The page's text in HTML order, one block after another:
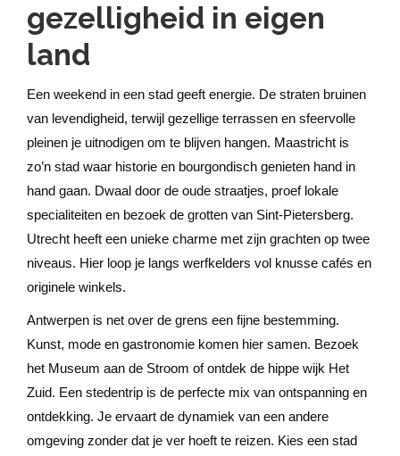
gezelligheid in eigen
land
Een weekend in een stad geeft energie. De straten bruinen
van levendigheid, terwijl gezellige terrassen en sfeervolle
pleinen je uitnodigen om te blijven hangen. Maastricht is
zo’n stad waar historie en bourgondisch genieten hand in
hand gaan. Dwaal door de oude straatjes, proef lokale
specialiteiten en bezoek de grotten van Sint-Pietersberg.
Utrecht heeft een unieke charme met zijn grachten op twee
niveaus. Hier loop je langs werfkelders vol knusse cafés en
originele winkels.
Antwerpen is net over de grens een fijne bestemming.
Kunst, mode en gastronomie komen hier samen. Bezoek
het Museum aan de Stroom of ontdek de hippe wijk Het
Zuid. Een stedentrip is de perfecte mix van ontspanning en
ontdekking. Je ervaart de dynamiek van een andere
omgeving zonder dat je ver hoeft te reizen. Kies een stad